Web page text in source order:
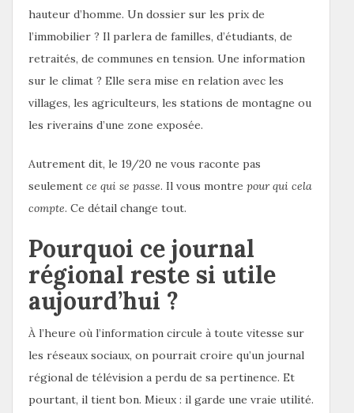
hauteur d’homme. Un dossier sur les prix de
l’immobilier ? Il parlera de familles, d’étudiants, de
retraités, de communes en tension. Une information
sur le climat ? Elle sera mise en relation avec les
villages, les agriculteurs, les stations de montagne ou
les riverains d’une zone exposée.
Autrement dit, le 19/20 ne vous raconte pas
seulement ce qui se passe. Il vous montre pour qui cela
compte. Ce détail change tout.
Pourquoi ce journal
régional reste si utile
aujourd’hui ?
À l’heure où l’information circule à toute vitesse sur
les réseaux sociaux, on pourrait croire qu’un journal
régional de télévision a perdu de sa pertinence. Et
pourtant, il tient bon. Mieux : il garde une vraie utilité.